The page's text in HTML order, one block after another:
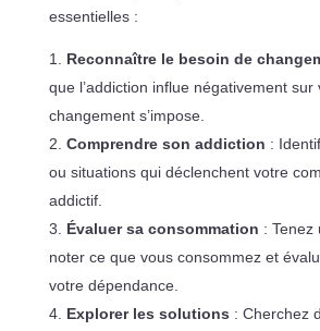
essentielles :
Reconnaître le besoin de
que l’addiction influe négativement sur
changement s’impose.
Comprendre son addiction :
ou situations qui déclenchent votre
addictif.
Évaluer sa consommation : Tenez
noter ce que vous consommez et
votre dépendance.
Explorer les solutions : Cherchez